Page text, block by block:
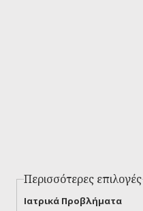
Περισσότερες επιλογές
Ιατρικά Προβλήματα